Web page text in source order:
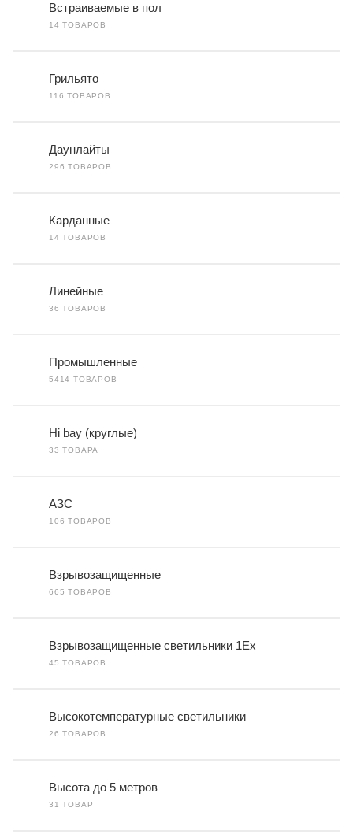
Встраиваемые в пол
14 ТОВАРОВ
Грильято
116 ТОВАРОВ
Даунлайты
296 ТОВАРОВ
Карданные
14 ТОВАРОВ
Линейные
36 ТОВАРОВ
Промышленные
5414 ТОВАРОВ
Hi bay (круглые)
33 ТОВАРА
АЗС
106 ТОВАРОВ
Взрывозащищенные
665 ТОВАРОВ
Взрывозащищенные светильники 1Ex
45 ТОВАРОВ
Высокотемпературные светильники
26 ТОВАРОВ
Высота до 5 метров
31 ТОВАР